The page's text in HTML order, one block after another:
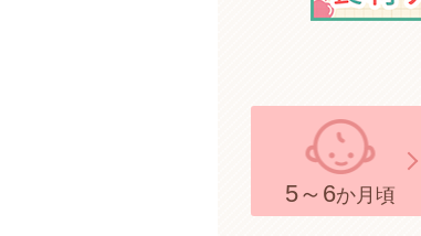
5～6か月頃